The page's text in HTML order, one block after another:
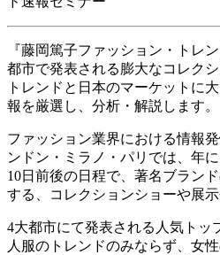
『藤岡篤子ファッション・トレ
都市で発表される膨大なコレク
トレンドと日本のマーケットに
報を厳選し、分析・解説します。
ファッション業界における情報
ンドン・ミラノ・パリでは、年
10日前後の日程で、著名ブラン
する、コレクションショーや展示
4大都市にて発表される人気トッ
人服のトレンドのみならず、女